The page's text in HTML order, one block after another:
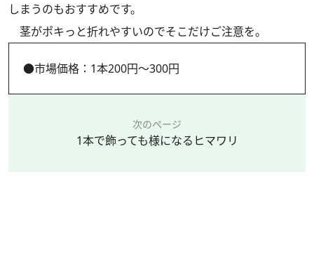
しまうのもおすすめです。
茎がポキっと折れやすいのでそこだけご注意を。
●市場価格：1本200円～300円
次のページ
1本で飾っても様になるヒマワリ